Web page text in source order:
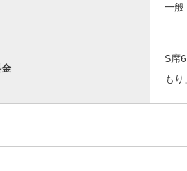
一般
S席
も